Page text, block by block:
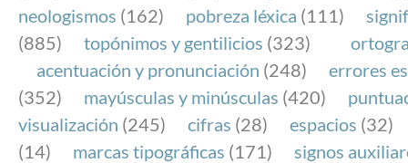
neologismos (162) pobreza léxica (111)
(885)
topónimos y gentilicios (323)
acentuación y pronunciación (248)
errores
(352)
mayúsculas y minúsculas (420)
visualización (245) cifras (28) espacios (32)
(14)
marcas tipográficas (171)
signos